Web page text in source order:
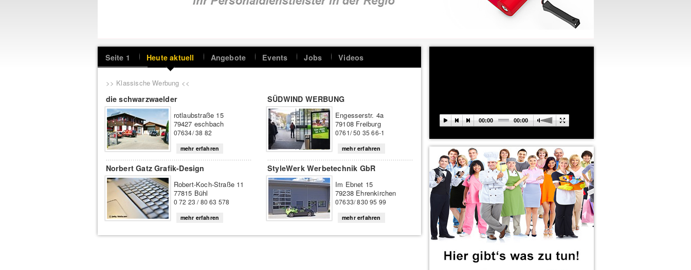
Seite 1 Heute aktuell Angebote Events Jobs Videos
>> Klassische Werbung <<
die schwarzwaelder
rotlaubstraße 15
79427 eschbach
07634/ 38 82
mehr erfahren
Norbert Gatz Grafik-Design
Robert-Koch-Straße 11
77815 Bühl
0 72 23 / 80 63 578
mehr erfahren
SÜDWIND WERBUNG
Engesserstr. 4a
79108 Freiburg
0761/ 50 35 66-1
mehr erfahren
StyleWerk Werbetechnik GbR
Im Ebnet 15
79238 Ehrenkirchen
07633/ 830 95 99
mehr erfahren
00:00 00:00